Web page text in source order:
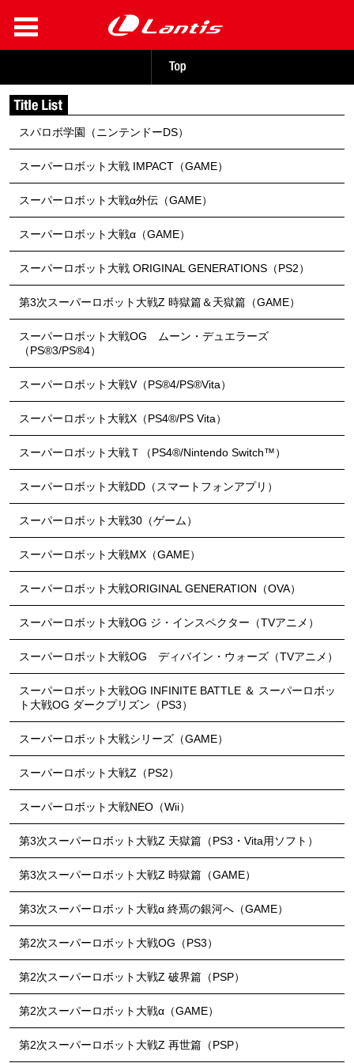
スパロボ学園（ニンテンドーDS）
スーパーロボット大戦 IMPACT（GAME）
スーパーロボット大戦α外伝（GAME）
スーパーロボット大戦α（GAME）
スーパーロボット大戦 ORIGINAL GENERATIONS（PS2）
第3次スーパーロボット大戦Z 時獄篇＆天獄篇（GAME）
スーパーロボット大戦OG ムーン・デュエラーズ
（PS®3/PS®4）
スーパーロボット大戦V（PS®4/PS®Vita）
スーパーロボット大戦X（PS4®/PS Vita）
スーパーロボット大戦Ｔ（PS4®/Nintendo Switch™）
スーパーロボット大戦DD（スマートフォンアプリ）
スーパーロボット大戦30（ゲーム）
スーパーロボット大戦MX（GAME）
スーパーロボット大戦ORIGINAL GENERATION（OVA）
スーパーロボット大戦OG ジ・インスペクター（TVアニメ）
スーパーロボット大戦OG ディバイン・ウォーズ（TVアニメ）
スーパーロボット大戦OG INFINITE BATTLE ＆ スーパーロボッ
ト大戦OG ダークプリズン（PS3）
スーパーロボット大戦シリーズ（GAME）
スーパーロボット大戦Z（PS2）
スーパーロボット大戦NEO（Wii）
第3次スーパーロボット大戦Z 天獄篇（PS3・Vita用ソフト）
第3次スーパーロボット大戦Z 時獄篇（GAME）
第3次スーパーロボット大戦α 終焉の銀河へ（GAME）
第2次スーパーロボット大戦OG（PS3）
第2次スーパーロボット大戦Z 破界篇（PSP）
第2次スーパーロボット大戦α（GAME）
第2次スーパーロボット大戦Z 再世篇（PSP）